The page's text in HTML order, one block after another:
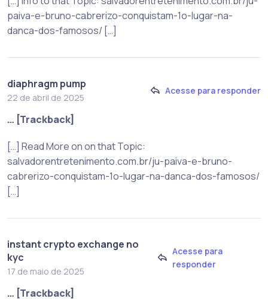
paiva-e-bruno-cabrerizo-conquistam-1o-lugar-na-
danca-dos-famosos/ […]
diaphragm pump
22 de abril de 2025
Acesse para responder
… [Trackback]
[…] Read More on on that Topic:
salvadorentretenimento.com.br/ju-paiva-e-bruno-
cabrerizo-conquistam-1o-lugar-na-danca-dos-famosos/
[…]
instant crypto exchange no
kyc
17 de maio de 2025
Acesse para
responder
… [Trackback]